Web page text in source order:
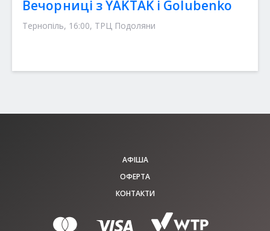
Вечорниці з YAKTAK і Golubenko
Тернопіль, 16:00, ТРЦ Подоляни
АФІША
ОФЕРТА
КОНТАКТИ